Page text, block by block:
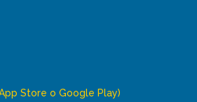
Store o Google Play)